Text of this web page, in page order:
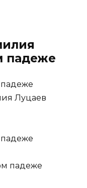
падеже
Луцаев
падеже